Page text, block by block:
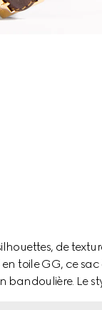
de
toile GG, ce
bandoulière. Le